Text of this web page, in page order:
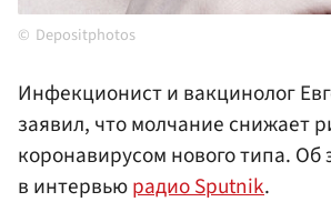
Depositphotos
Инфекционист и вакцинолог
заявил, что молчание снижает
коронавирусом нового типа. Об
в интервьюрадио Sputnik.